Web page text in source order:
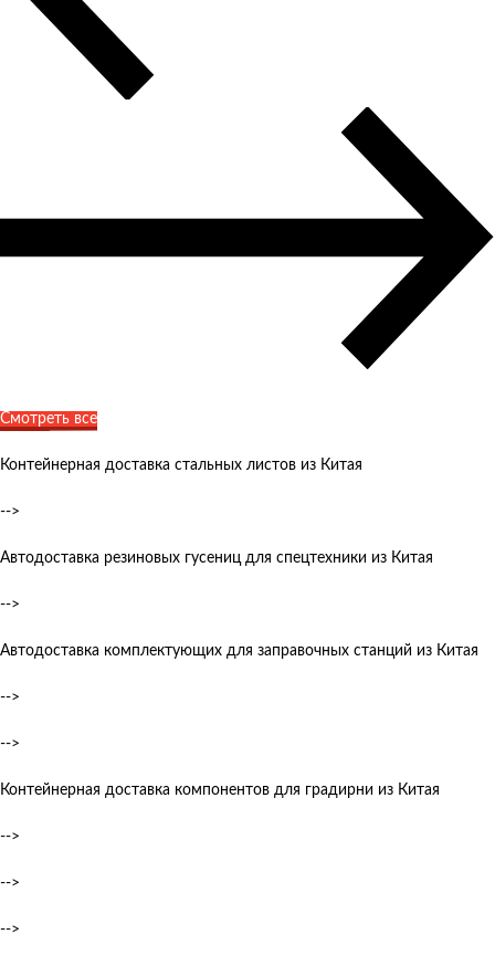
Смотреть все
Контейнерная доставка стальных листов из Китая
-->
Автодоставка резиновых гусениц для спецтехники из Китая
-->
Автодоставка комплектующих для заправочных станций из Китая
-->
-->
Контейнерная доставка компонентов для градирни из Китая
-->
-->
-->